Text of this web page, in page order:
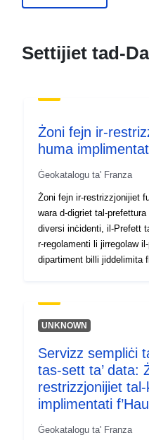
Tip:
Settijiet tad-
Żoni fejn ir-
huma
Ġeokatalogu ta' Franza
Żoni fejn ir-restrizzjonijiet
wara d-digriet tal-prefettura
diversi inċidenti, il-Prefett
r-regolamenti li jirregolaw
dipartiment billi jiddelimita
żmien (projbizzjoni fuq il-
UNKNOWN
Servizz sempliċi
tas-sett ta’ data:
restrizzjonijiet
implimentati
Ġeokatalogu ta' Franza